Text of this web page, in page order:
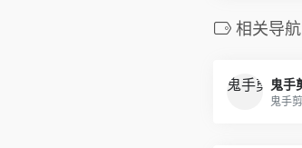
相关导航